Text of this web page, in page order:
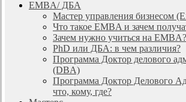
EMBA/ ДБA
Мастер управления бизнесом
Что такое EMBA и зачем
Зачем нужно учиться на
PhD или ДБА: в чем различия?
Программа Доктор делового
(DBА)
Программа Доктор Делового
что, кому, где?